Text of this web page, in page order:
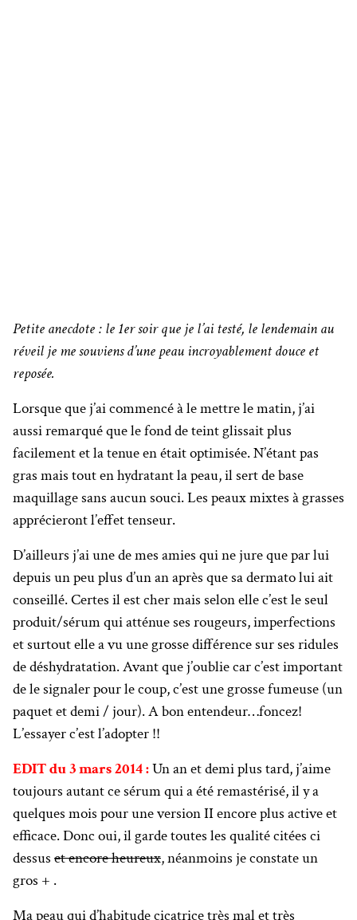
Petite anecdote : le 1er soir que je l’ai testé, le lendemain au
réveil je me souviens d’une peau incroyablement douce et
reposée.
Lorsque que j’ai commencé à le mettre le matin, j’ai
aussi remarqué que le fond de teint glissait plus
facilement et la tenue en était optimisée. N’étant pas
gras mais tout en hydratant la peau, il sert de base
maquillage sans aucun souci. Les peaux mixtes à grasses
apprécieront l’effet tenseur.
D’ailleurs j’ai une de mes amies qui ne jure que par lui
depuis un peu plus d’un an après que sa dermato lui ait
conseillé. Certes il est cher mais selon elle c’est le seul
produit/sérum qui atténue ses rougeurs, imperfections
et surtout elle a vu une grosse différence sur ses ridules
de déshydratation. Avant que j’oublie car c’est important
de le signaler pour le coup, c’est une grosse fumeuse (un
paquet et demi / jour). A bon entendeur…foncez!
L’essayer c’est l’adopter !!
EDIT du 3 mars 2014 :Un an et demi plus tard, j’aime
toujours autant ce sérum qui a été remastérisé, il y a
quelques mois pour une version II encore plus active et
efficace. Donc oui, il garde toutes les qualité citées ci
dessus et encore heureux, néanmoins je constate un
gros + .
Ma peau qui d’habitude cicatrice très mal et très